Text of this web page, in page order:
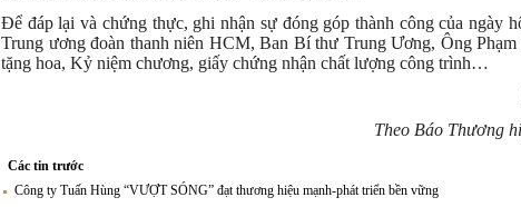
Để đáp lại và chứng thực, ghi nhận sự đóng góp thành công của ngày
Trung ương đoàn thanh niên HCM, Ban Bí thư Trung Ương, Ông
tặng hoa, Kỷ niệm chương, giấy chứng nhận chất lượng công trình…
Theo Báo Thương
Các tin trước
Công ty Tuấn Hùng “VƯỢT SÓNG” đạt thương hiệu mạnh-phát triển bền vững